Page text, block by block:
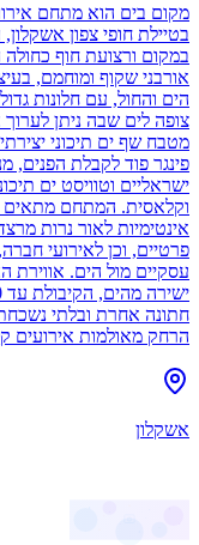
מקום בים הוא מתחם
בטיילת חופי צפון
במקום ורצועת חוף כחולה
אורבני שקוף ומוחמם,
הים והחול, עם חלונות
צופה לים שבה ניתן
מטבח שף ים תיכוני
פינגר פוד לקבלת הפנים,
ישראליים וטוויסט ים
וקלאסית. המתחם מתאים
אינטימיות לאור נרות
פרטיים, וכן לאירועי
עסקיים מול הים. אווירת
חתונה אחרת ובלתי
הרחק מאולמות אירועים
אשקלון